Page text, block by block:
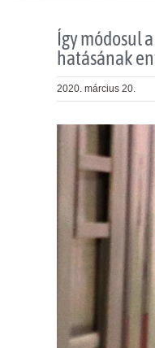
Így módosul
hatásának
2020. március 20.
View
Larger